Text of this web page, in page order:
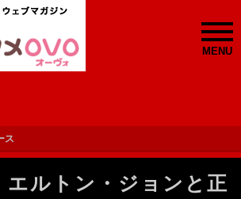
MENU
ス
エルトン・ジョンと正